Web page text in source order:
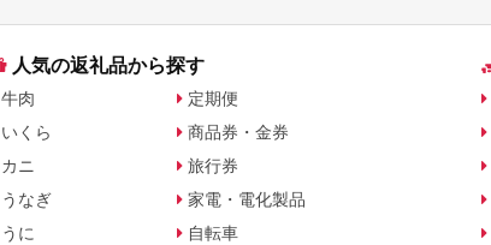
人気の返礼品から探す
牛肉
いくら
カニ
うなぎ
うに
定期便
商品券・金券
旅行券
家電・電化製品
自転車